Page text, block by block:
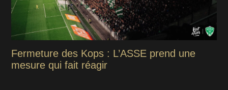
Fermeture des Kops : L’ASSE prend une
mesure qui fait réagir